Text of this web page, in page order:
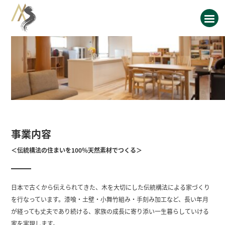
事業内容
＜伝統構法の住まいを100％天然素材でつくる＞
日本で古くから伝えられてきた、木を大切にした伝統構法による家づくり
を行なっています。漆喰・土壁・小舞竹組み・手刻み加工など、長い年月
が経っても丈夫であり続ける、家族の成長に寄り添い一生暮らしていける